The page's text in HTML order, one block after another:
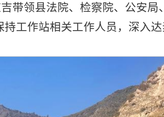
带领县法院、检察院、公安
工作站相关工作人员，深入